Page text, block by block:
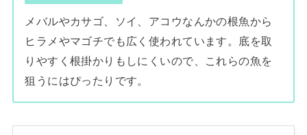
メバルやカサゴ、ソイ、アコウなんかの根魚から
ヒラメやマゴチでも広く使われています。底を取
りやすく根掛かりもしにくいので、これらの魚を
狙うにはぴったりです。